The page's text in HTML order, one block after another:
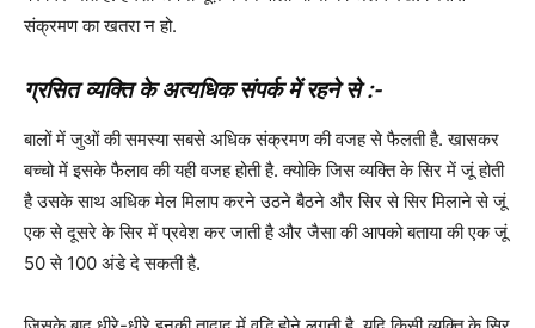
संक्रमण का खतरा न हो.
ग्रसित व्यक्ति के अत्यधिक संपर्क में रहने से :-
बालों में जुओं की समस्या सबसे अधिक संक्रमण की वजह से फैलती है. खासकर
बच्चो में इसके फैलाव की यही वजह होती है. क्योकि जिस व्यक्ति के सिर में जूं होती
है उसके साथ अधिक मेल मिलाप करने उठने बैठने और सिर से सिर मिलाने से जूं
एक से दूसरे के सिर में प्रवेश कर जाती है और जैसा की आपको बताया की एक जूं
50 से 100 अंडे दे सकती है.